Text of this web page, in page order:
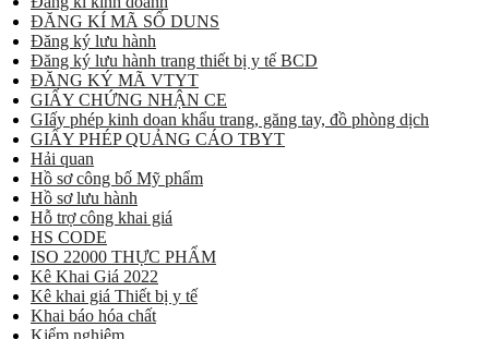
ĐĂNG KÍ MÃ SỐ DUNS
Đăng ký lưu hành
Đăng ký lưu hành trang thiết bị y tế BCD
ĐĂNG KÝ MÃ VTYT
GIẤY CHỨNG NHẬN CE
GIấy phép kinh doan khẩu trang, găng tay, đồ phòng dịch
GIẤY PHÉP QUẢNG CÁO TBYT
Hải quan
Hồ sơ công bố Mỹ phẩm
Hồ sơ lưu hành
Hỗ trợ công khai giá
HS CODE
ISO 22000 THỰC PHẨM
Kê Khai Giá 2022
Kê khai giá Thiết bị y tế
Khai báo hóa chất